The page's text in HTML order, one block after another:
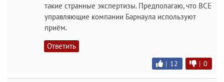
такие странные экспертизы. Предполагаю, что ВСЕ
управляющие компании Барнаула используют
приём.
Ответить
| 12 | 0